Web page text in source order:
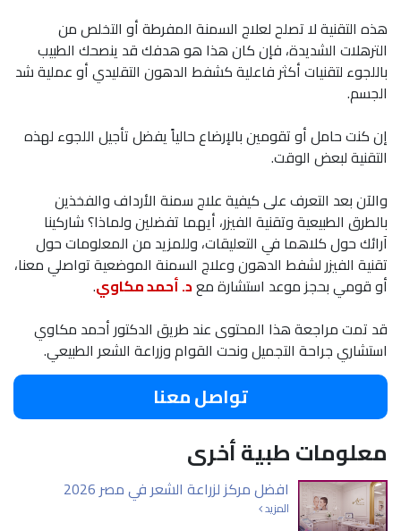
هذه التقنية لا تصلح لعلاج السمنة المفرطة أو التخلص من
الترهلات الشديدة، فإن كان هذا هو هدفك قد ينصحك الطبيب
باللجوء لتقنيات أكثر فاعلية كشفط الدهون التقليدي أو عملية شد
الجسم.
إن كنت حامل أو تقومين بالإرضاع حالياً يفضل تأجيل اللجوء لهذه
التقنية لبعض الوقت.
والآن بعد التعرف على كيفية علاج سمنة الأرداف والفخذين
بالطرق الطبيعية وتقنية الفيزر، أيهما تفضلين ولماذا؟ شاركينا
آرائك حول كلاهما في التعليقات، وللمزيد من المعلومات حول
تقنية الفيزر لشفط الدهون وعلاج السمنة الموضعية تواصلي معنا،
أو قومي بحجز موعد استشارة معد. أحمد مكاوي.
قد تمت مراجعة هذا المحتوى عند طريق الدكتور أحمد مكاوي
استشاري جراحة التجميل ونحت القوام وزراعة الشعر الطبيعي.
تواصل معنا
معلومات طبية أخرى
افضل مركز لزراعة الشعر في مصر 2026
المزيد